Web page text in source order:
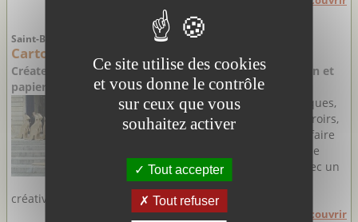
Saint-Brès - Hérault
Cartonnable
Créateurs de meubles et objets de décoration en carton et
papier mâché
Tables, fauteuils, bibliothèques,
banquettes, commodes à tiroirs,
têtes de lit … On peut tout faire
avec du carton ! C'est ce que
prouvent Marc et Agnès avec un
talent indiscutable et une
créativité ...
Découvrir
Ce site utilise des cookies
et vous donne le contrôle
sur ceux que vous
souhaitez activer
Tout accepter
Tout refuser